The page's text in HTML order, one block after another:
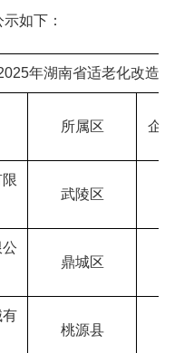
如下：
年湖南省适老化改造产
所属区 企业
武陵区
鼎城区
桃源县